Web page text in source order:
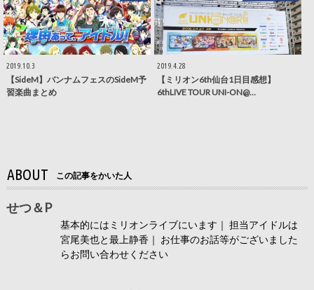
2019.10.3
【SideM】バンナムフェスのSideM予
習楽曲まとめ
2019.4.28
【ミリオン6th仙台1日目感想】
6thLIVE TOUR UNI-ON@…
ABOUT この記事をかいた人
せつ＆P
基本的にはミリオンライブにいます｜ 担当アイドルは
宮尾美也と最上静香｜ お仕事のお話等がございました
らお問い合わせください